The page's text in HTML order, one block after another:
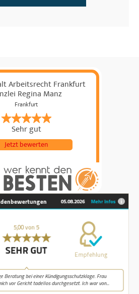
Arbeitsrecht Frankfurt
Regina Manz
Frankfurt
Sehr gut
Jetzt bewerten
Fachanwalt
Arbeitsrecht
Frankfurt Kanzlei
Regina Manzhat 4.92
von5Sternen |
Frankfurt Kanzlei
Bewertungen
werkenntdenBESTEN.de